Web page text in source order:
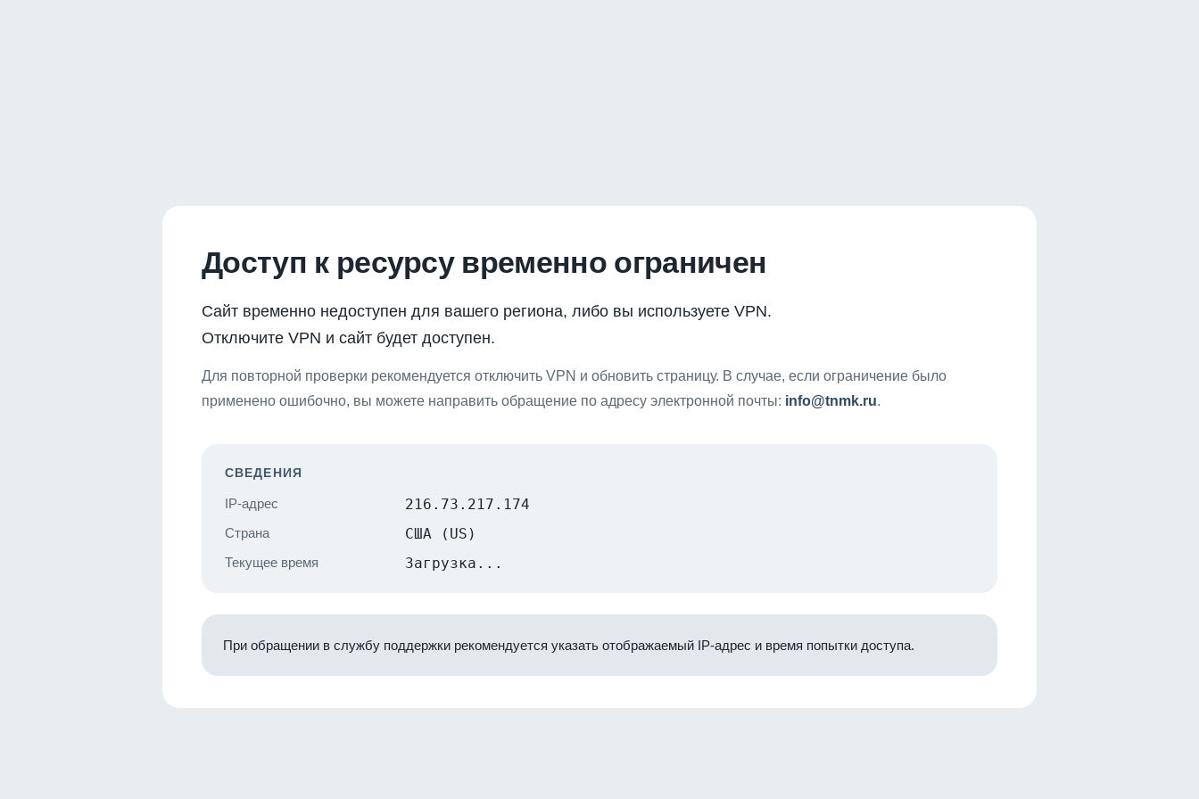
Доступ к ресурсу временно ограничен
Сайт временно недоступен для вашего региона, либо вы используете VPN.
Отключите VPN и сайт будет доступен.
Для повторной проверки рекомендуется отключить VPN и обновить страницу. В случае, если ограничение было
применено ошибочно, вы можете направить обращение по адресу электронной почты: info@tnmk.ru.
СВЕДЕНИЯ
IP-адрес 216.73.217.174
Страна США (US)
Текущее время Загрузка...
При обращении в службу поддержки рекомендуется указать отображаемый IP-адрес и время попытки доступа.